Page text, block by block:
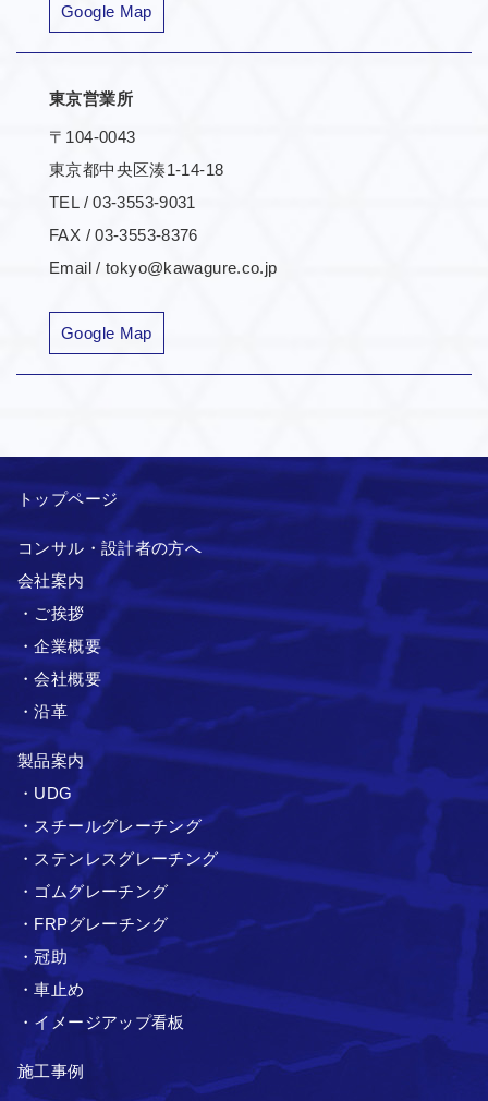
Google Map
東京営業所
〒104-0043
東京都中央区湊1-14-18
TEL / 03-3553-9031
FAX / 03-3553-8376
Email / tokyo@kawagure.co.jp
Google Map
トップページ
コンサル・設計者の方へ
会社案内
・ご挨拶
・企業概要
・会社概要
・沿革
製品案内
・UDG
・スチールグレーチング
・ステンレスグレーチング
・ゴムグレーチング
・FRPグレーチング
・冠助
・車止め
・イメージアップ看板
施工事例